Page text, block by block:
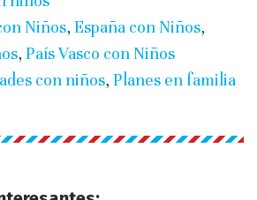
Niños, España con Niños,
, País Vasco con Niños
con niños, Planes en familia